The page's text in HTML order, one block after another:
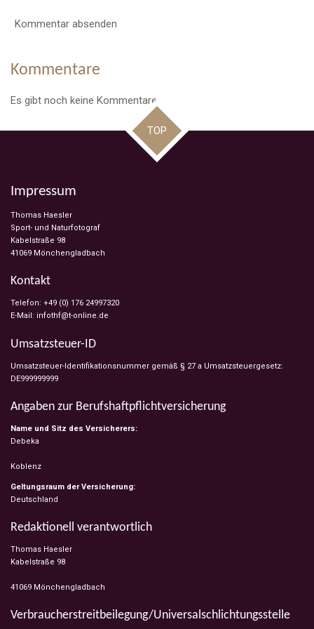
Kommentar absenden
Kommentare
Es gibt noch keine Kommentare.
TOP
Impressum
Thomas Haesler
Sport- und Naturfotograf
Kabelstraße 98
41069 Mönchengladbach
Kontakt
Telefon: +49 (0) 176 24997320
E-Mail: infothf@t-online.de
Umsatzsteuer-ID
Umsatzsteuer-Identifikationsnummer gemäß § 27 a Umsatzsteuergesetz:
DE999999999
Angaben zur Berufs­haftpflicht­versicherung
Name und Sitz des Versicherers:
Debeka
Koblenz
Geltungsraum der Versicherung:
Deutschland
Redaktionell verantwortlich
Thomas Haesler
Kabelstraße 98
41069 Mönchengladbach
Verbraucher­streit­beilegung/Universal­schlichtungs­stelle